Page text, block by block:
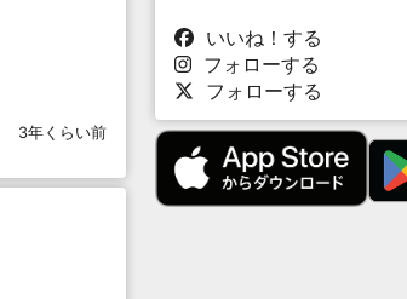
3年くらい前
いいね！する
フォローする
フォローする